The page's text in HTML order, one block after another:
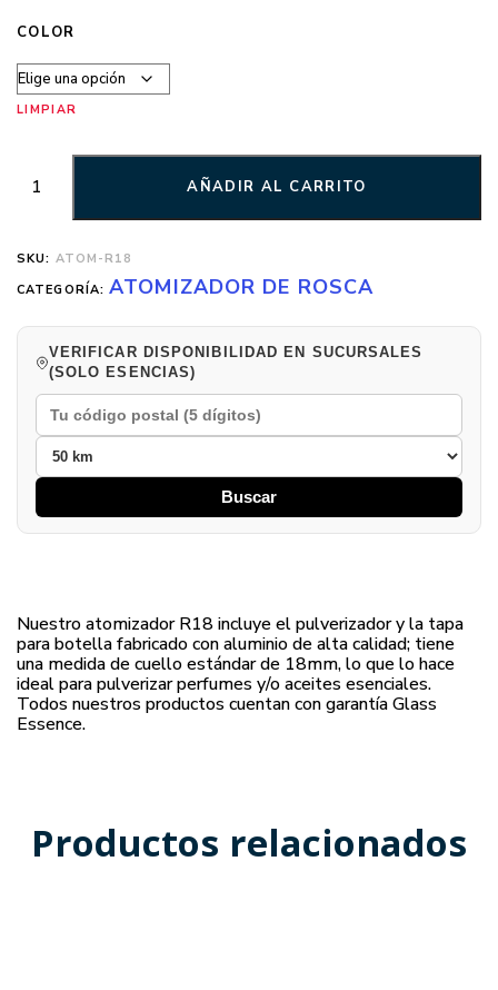
COLOR
LIMPIAR
AÑADIR AL CARRITO
SKU: ATOM-R18
CATEGORÍA:ATOMIZADOR DE ROSCA
VERIFICAR DISPONIBILIDAD EN SUCURSALES
(SOLO ESENCIAS)
Buscar
Nuestro atomizador R18 incluye el pulverizador y la tapa
para botella fabricado con aluminio de alta calidad; tiene
una medida de cuello estándar de 18mm, lo que lo hace
ideal para pulverizar perfumes y/o aceites esenciales.
Todos nuestros productos cuentan con garantía Glass
Essence.
Productos relacionados